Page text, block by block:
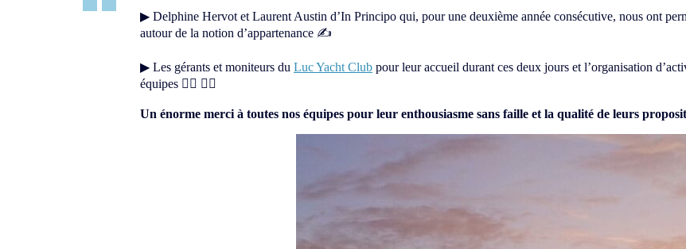
▶ Delphine Hervot et Laurent Austin d’In Principo qui, pour une deuxième année consécutive, nous ont
autour de la notion d’appartenance ✍
▶ Les gérants et moniteurs du Luc Yacht Club pour leur accueil durant ces deux jours et l’organisation
équipes 🚣‍♂️ 🏄‍♀️
Un énorme merci à toutes nos équipes pour leur enthousiasme sans faille et la qualité de leurs